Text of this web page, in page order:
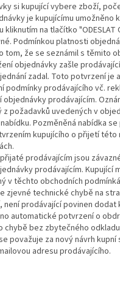
si kupující vybere zboží,
je kupujícímu
na tlačítko
Podmínkou platnosti
tom, že se seznámil s těmito
objednávky zašle
zadal. Toto potvrzení je
podmínky prodávajícího vč.
prodávajícím.
požadavků uvedených v
Pozměněná nabídka
kupujícího o přijetí
prodávajícím jsou
prodávajícím.
v těchto obchodních
zjevné technické chybě na
není prodávající povinen
automatické potvrzení o
chybě bez zbytečného
považuje za nový návrh
adresu prodávajícího.